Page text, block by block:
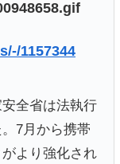
1157344
全省は法執行
7月から携帯
より強化され